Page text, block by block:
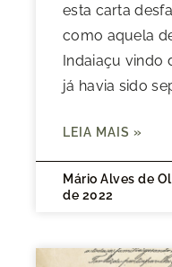
esta carta
como aquela
Indaiaçu vindo
já havia sido
LEIA MAIS »
Mário Alves de
de 2022